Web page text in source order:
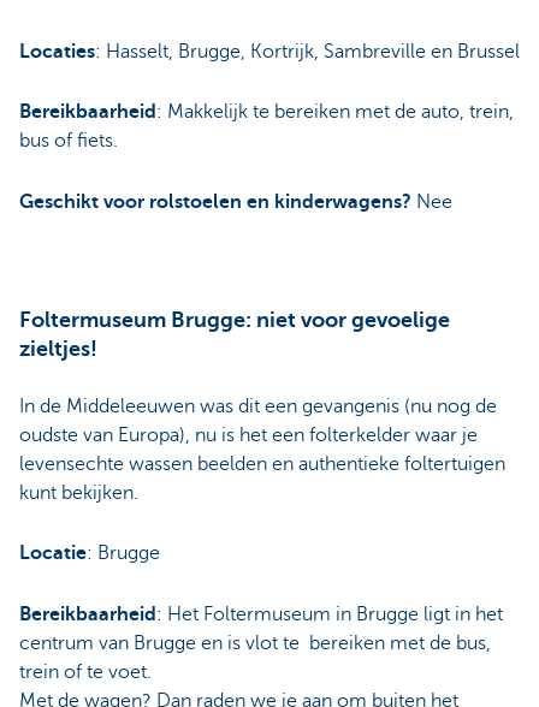
Locaties: Hasselt, Brugge, Kortrijk, Sambreville en Brussel
Bereikbaarheid : Makkelijk te bereiken met de auto, trein,
bus of fiets.
Geschikt voor rolstoelen en kinderwagens? Nee
Foltermuseum Brugge: niet voor gevoelige
zieltjes!
In de Middeleeuwen was dit een gevangenis (nu nog de
oudste van Europa), nu is het een folterkelder waar je
levensechte wassen beelden en authentieke foltertuigen
kunt bekijken.
Locatie: Brugge
Bereikbaarheid : Het Foltermuseum in Brugge ligt in het
centrum van Brugge en is vlot te bereiken met de bus,
trein of te voet.
Met de wagen? Dan raden we je aan om buiten het